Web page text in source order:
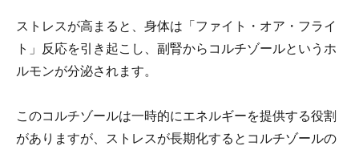
ストレスが高まると、身体は「ファイト・オア・フライ
ト」反応を引き起こし、副腎からコルチゾールというホ
ルモンが分泌されます。
このコルチゾールは一時的にエネルギーを提供する役割
がありますが、ストレスが長期化するとコルチゾールの